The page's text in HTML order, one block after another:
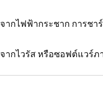
ากไฟฟ้ากระชาก การช
ากไวรัส หรือซอฟต์แวร์